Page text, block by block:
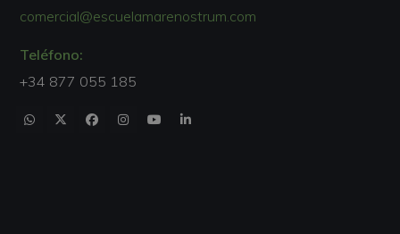
comercial@escuelamarenostrum.com
Teléfono:
+34 877 055 185